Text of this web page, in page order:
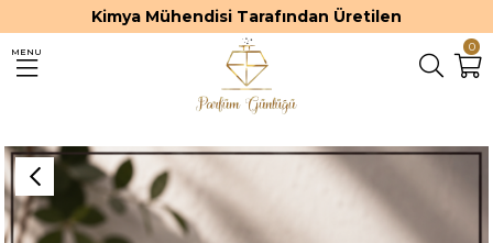
Kimya Mühendisi Tarafından Üretilen
0
MENU